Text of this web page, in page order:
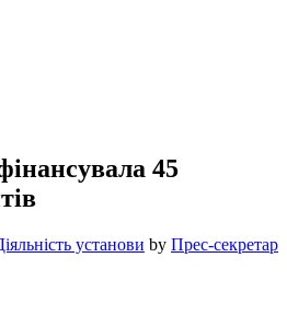
45
установи by Прес-секретар